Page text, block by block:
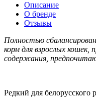
Описание
О бренде
Отзывы
Полностью
корм для взрослых кошек,
содержания,
Редкий для белорусского